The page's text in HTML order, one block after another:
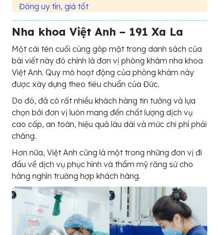
Đông uy tín, giá tốt
Nha khoa Việt Anh – 191 Xa La
Một cái tên cuối cùng góp mặt trong danh sách của
bài viết này đó chính là đơn vị phòng khám nha khoa
Việt Anh. Quy mô hoạt động của phòng khám này
được xây dựng theo tiêu chuẩn của Đức.
Do đó, đã có rất nhiều khách hàng tin tưởng và lựa
chọn bởi đơn vị luôn mang đến chất lượng dịch vụ
cao cấp, an toàn, hiệu quả lâu dài và mức chi phí phải
chăng.
Hơn nữa, Việt Anh cũng là một trong những đơn vị đi
đầu về dịch vụ phục hình và thẩm mỹ răng sứ cho
hàng nghìn trường hợp khách hàng.